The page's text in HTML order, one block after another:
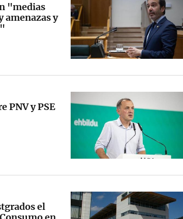
"medias
amenazas y
PNV y PSE
el